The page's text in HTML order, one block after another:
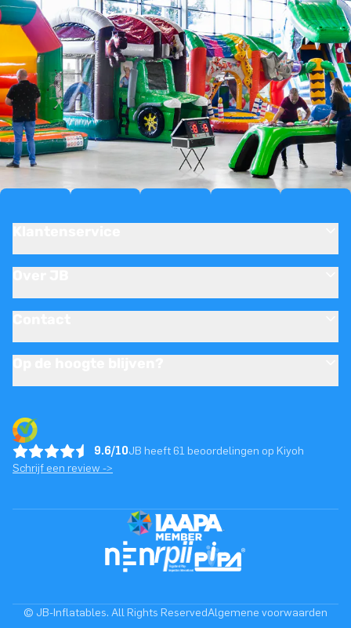
9.6/10JB heeft 61 beoordelingen op Kiyoh
Schrijf een review ->
© JB-Inflatables. All Rights ReservedAlgemene voorwaarden